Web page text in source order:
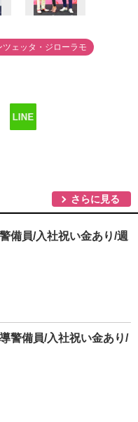
ツェッタ・ジローラモ
さらに見る
備員/入社祝い金あり/週
警備員/入社祝い金あり/